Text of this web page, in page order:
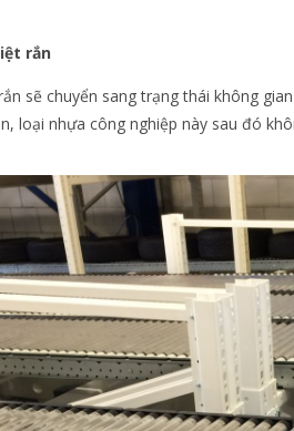
rắn
sẽ chuyển sang trạng thái không
loại nhựa công nghiệp này sau đó